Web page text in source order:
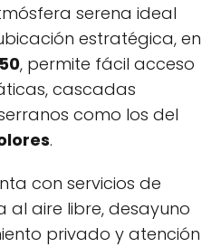
serena ideal
estratégica, en
, permite fácil acceso
cascadas
como los del
.
con servicios de
aire libre, desayuno
privado y atención